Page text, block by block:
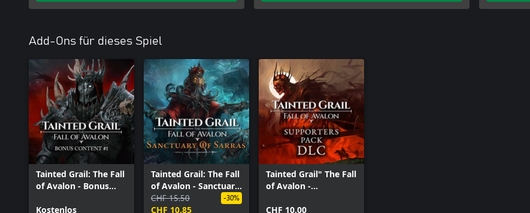
Sarras
Add-Ons für dieses Spiel
Tainted Grail: The Fall
of Avalon - Bonus
Kostenlos
Tainted Grail: The Fall
of Avalon - Sanctuary
of Sarras
CHF 15.50
CHF 10.85
-30%
Tainted Grail" The Fall
of Avalon -
CHF 10.00